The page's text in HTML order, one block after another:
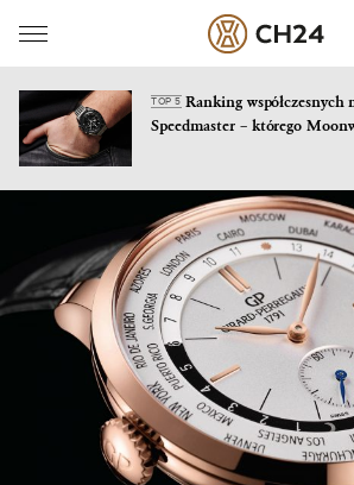
content
TOP 5Ranking współczesnych
Speedmaster – którego